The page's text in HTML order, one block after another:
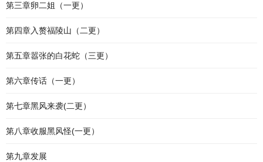
第三章卵二姐（一更）
第四章入赘福陵山（二更）
第五章嚣张的白花蛇（三更）
第六章传话（一更）
第七章黑风来袭(二更）
第八章收服黑风怪(一更）
第九章发展